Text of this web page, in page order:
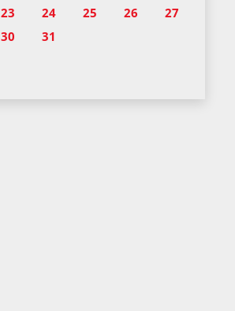
23 24 25 26
27
30 31